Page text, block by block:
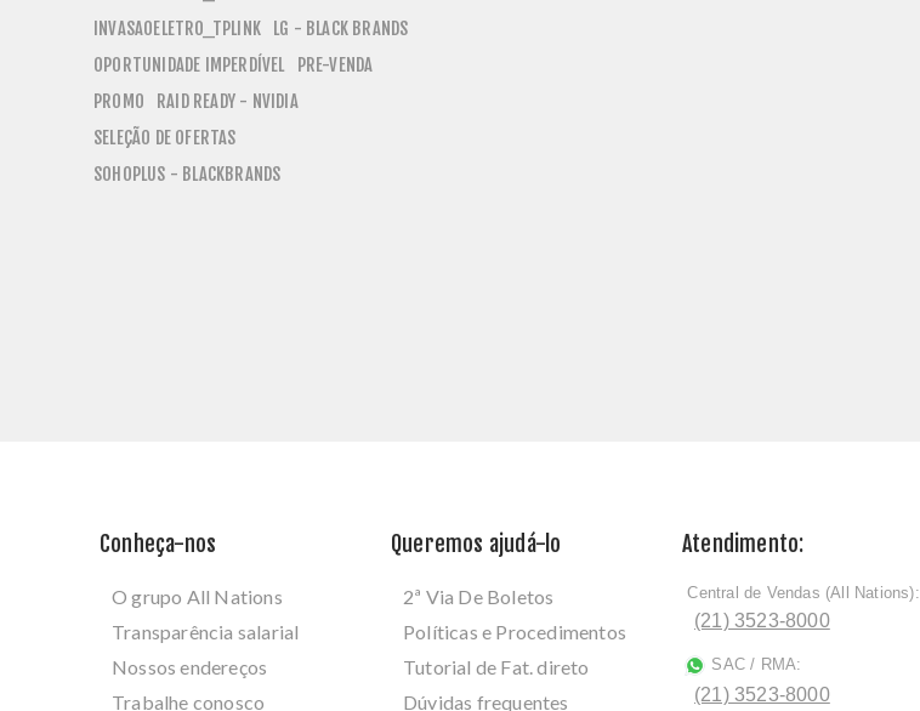
INVASAOELETRO_TPLINK LG - BLACK BRANDS
OPORTUNIDADE IMPERDÍVEL PRE-VENDA
PROMO
RAID READY - NVIDIA
SELEÇÃO DE OFERTAS
SOHOPLUS - BLACKBRANDS
Conheça-nos
O grupo All Nations
Transparência salarial
Nossos endereços
Trabalhe conosco
Queremos ajudá-lo
2ª Via De Boletos
Políticas e Procedimentos
Tutorial de Fat. direto
Dúvidas frequentes
Atendimento:
ﾠCentral de Vendas (All Nations):
(21) 3523-8000
SAC / RMA:
(21) 3523-8000